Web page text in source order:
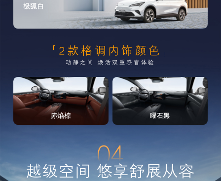
极狐白
2款格调内饰颜色
动静之间 焕活双重感官体验
赤焰棕 曜石黑
04
越级空间 悠享舒展从容